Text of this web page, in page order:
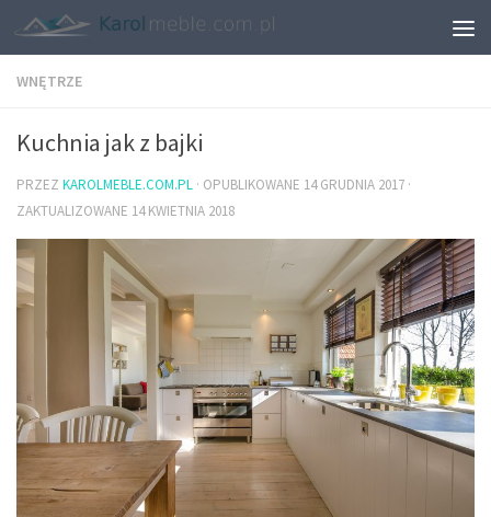
WNĘTRZE
Kuchnia jak z bajki
PRZEZ KAROLMEBLE.COM.PL · OPUBLIKOWANE 14 GRUDNIA 2017 ·
ZAKTUALIZOWANE 14 KWIETNIA 2018